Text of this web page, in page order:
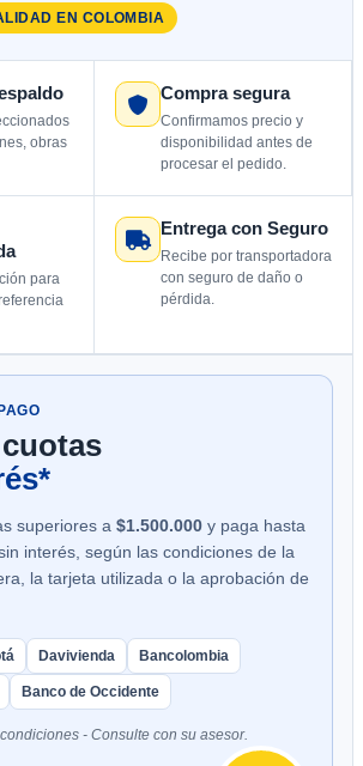
EN COLOMBIA
obras
Compra segura
Confirmamos precio y
disponibilidad antes de
procesar el pedido.
para
Entrega con Seguro
Recibe por transportadora
con seguro de daño o
pérdida.
superiores a $1.500.000 y paga hasta
interés, según las condiciones de la
la tarjeta utilizada o la aprobación de
Davivienda Bancolombia
Banco de Occidente
- Consulte con su asesor.